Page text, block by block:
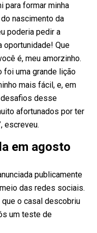
para formar minha
nascimento da
poderia pedir a
oportunidade! Que
é, meu amorzinho.
foi uma grande lição
mais fácil, e, em
desafios desse
afortunados por ter
escreveu.
em agosto
publicamente
das redes sociais.
que o casal descobriu
um teste de